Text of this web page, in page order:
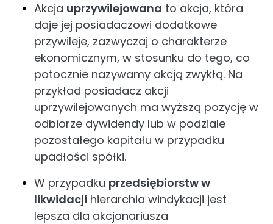
Akcja uprzywilejowana to akcja, która
daje jej posiadaczowi dodatkowe
przywileje, zazwyczaj o charakterze
ekonomicznym, w stosunku do tego, co
potocznie nazywamy akcją zwykłą. Na
przykład posiadacz akcji
uprzywilejowanych ma wyższą pozycję w
odbiorze dywidendy lub w podziale
pozostałego kapitału w przypadku
upadłości spółki.
W przypadku przedsiębiorstw w
likwidacji hierarchia windykacji jest
lepsza dla akcjonariusza